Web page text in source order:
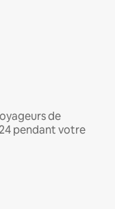
de
pendant votre